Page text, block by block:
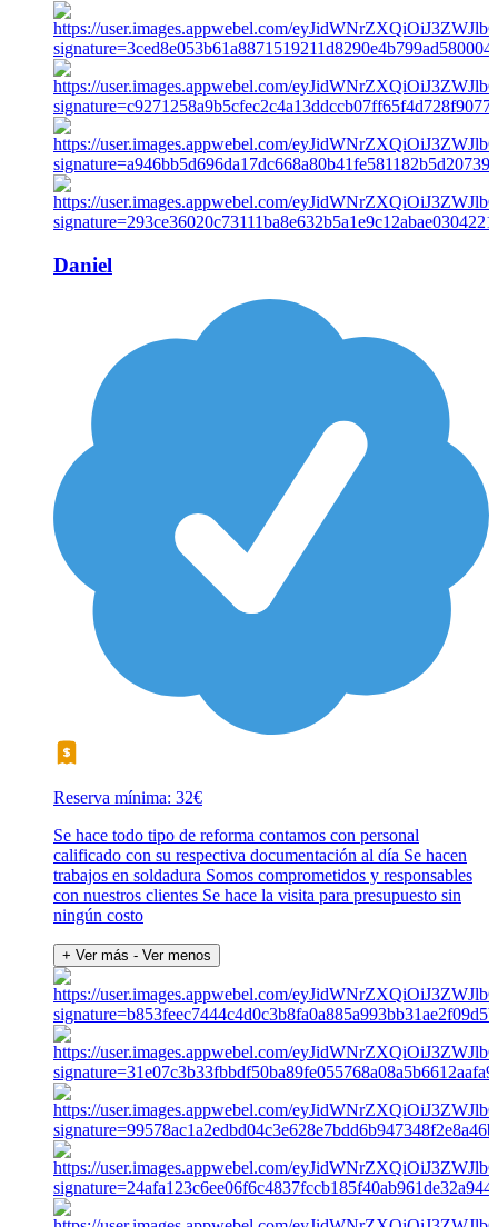
Daniel
Reserva mínima: 32€
Se hace todo tipo de reforma contamos con personal
calificado con su respectiva documentación al día Se hacen
trabajos en soldadura Somos comprometidos y responsables
con nuestros clientes Se hace la visita para presupuesto sin
ningún costo
+ Ver más - Ver menos